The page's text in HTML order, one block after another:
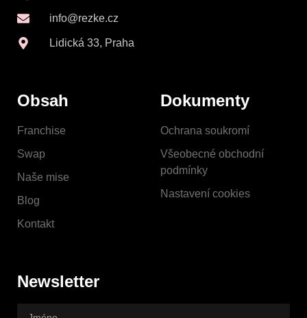
info@rezke.cz
Lidická 33, Praha
Obsah
Franchise
Swap
Naše mise
Blog
Kontakt
Dokumenty
Ochrana soukromí
Všeobecné obchodní
podmínky
Nastavení cookies
Newsletter